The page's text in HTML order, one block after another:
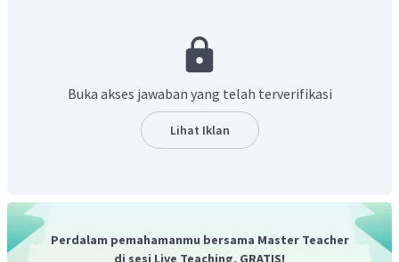
Dengan demikian, Ibu mengambil
4
bagian atau
2
Buka akses jawaban yang telah terverifikasi
Lihat Iklan
Perdalam pemahamanmu bersama Master Teacher
di sesi Live Teaching, GRATIS!